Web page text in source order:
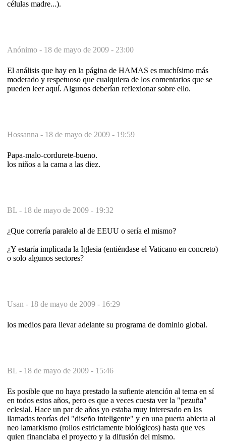
células madre...).
Anónimo - 18 de mayo de 2009 - 23:00
El análisis que hay en la página de HAMAS es muchísimo más
moderado y respetuoso que cualquiera de los comentarios que se
pueden leer aquí. Algunos deberían reflexionar sobre ello.
Hossanna - 18 de mayo de 2009 - 19:59
Papa-malo-cordurete-bueno.
los niños a la cama a las diez.
BL - 18 de mayo de 2009 - 19:32
¿Que correría paralelo al de EEUU o sería el mismo?
¿Y estaría implicada la Iglesia (entiéndase el Vaticano en concreto)
o solo algunos sectores?
Usan - 18 de mayo de 2009 - 16:29
los medios para llevar adelante su programa de dominio global.
BL - 18 de mayo de 2009 - 15:46
Es posible que no haya prestado la sufiente atención al tema en sí
en todos estos años, pero es que a veces cuesta ver la "pezuña"
eclesial. Hace un par de años yo estaba muy interesado en las
llamadas teorías del "diseño inteligente" y en una puerta abierta al
neo lamarkismo (rollos estrictamente biológicos) hasta que ves
quien financiaba el proyecto y la difusión del mismo.